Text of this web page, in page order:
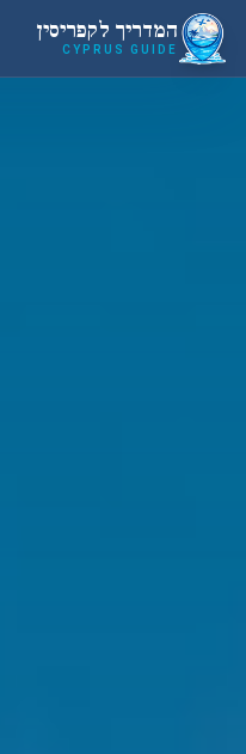
דלג לתוכן הראשי
המדריך לקפריסין
CYPRUS GUIDE